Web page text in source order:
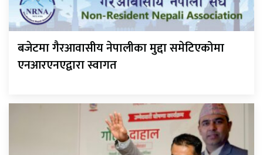
बजेटमा गैरआवासीय नेपालीका मुद्दा समेटिएकोमा
एनआरएनएद्वारा स्वागत